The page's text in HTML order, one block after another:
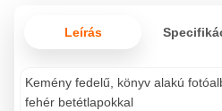
Leírás
Kemény fedelű, könyv alakú
fehér betétlapokkal